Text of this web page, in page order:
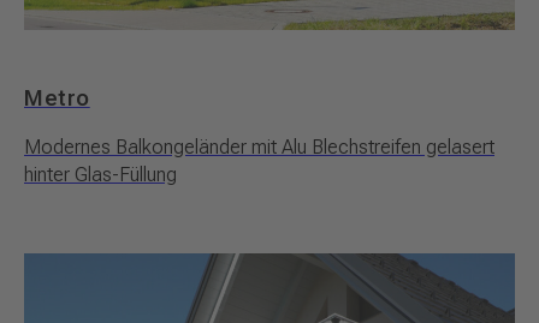
Metro
Modernes Balkongeländer mit Alu Blechstreifen gelasert
hinter Glas-Füllung